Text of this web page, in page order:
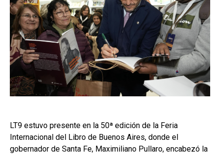
LT9 estuvo presente en la 50ª edición de la Feria
Internacional del Libro de Buenos Aires, donde el
gobernador de Santa Fe, Maximiliano Pullaro, encabezó la